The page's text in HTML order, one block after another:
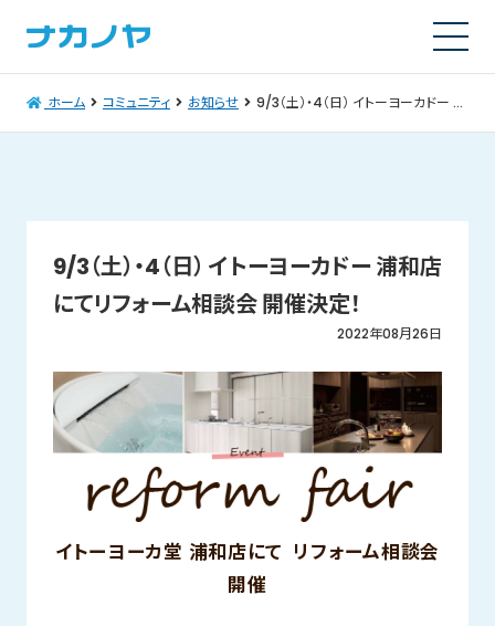
ホーム コミュニティ お知らせ 9/3（土）・4（日） イトーヨーカドー 浦和店にてリフォーム相談会 開催決定！
9/3（土）・4（日） イトーヨーカドー 浦和店
にてリフォーム相談会 開催決定！
2022年08月26日
イトーヨーカ堂 浦和店にて リフォーム相談会
開催